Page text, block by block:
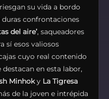
su vida a bordo
confrontaciones
del aire’, saqueadores
sí esos valiosos
cuyo real contenido
destacan en esta labor,
Minhoky La Tigresa
de la joven e intrépida